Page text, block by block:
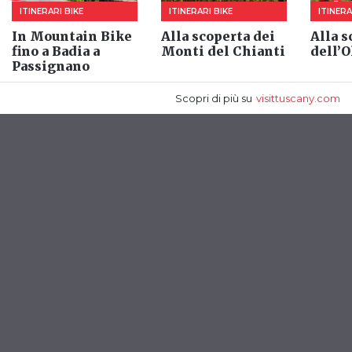
ITINERARI BIKE
In Mountain Bike
fino a Badia a
Passignano
ITINERARI BIKE
Alla scoperta dei
Monti del Chianti
Alla
Scopri di più su visittuscany.com